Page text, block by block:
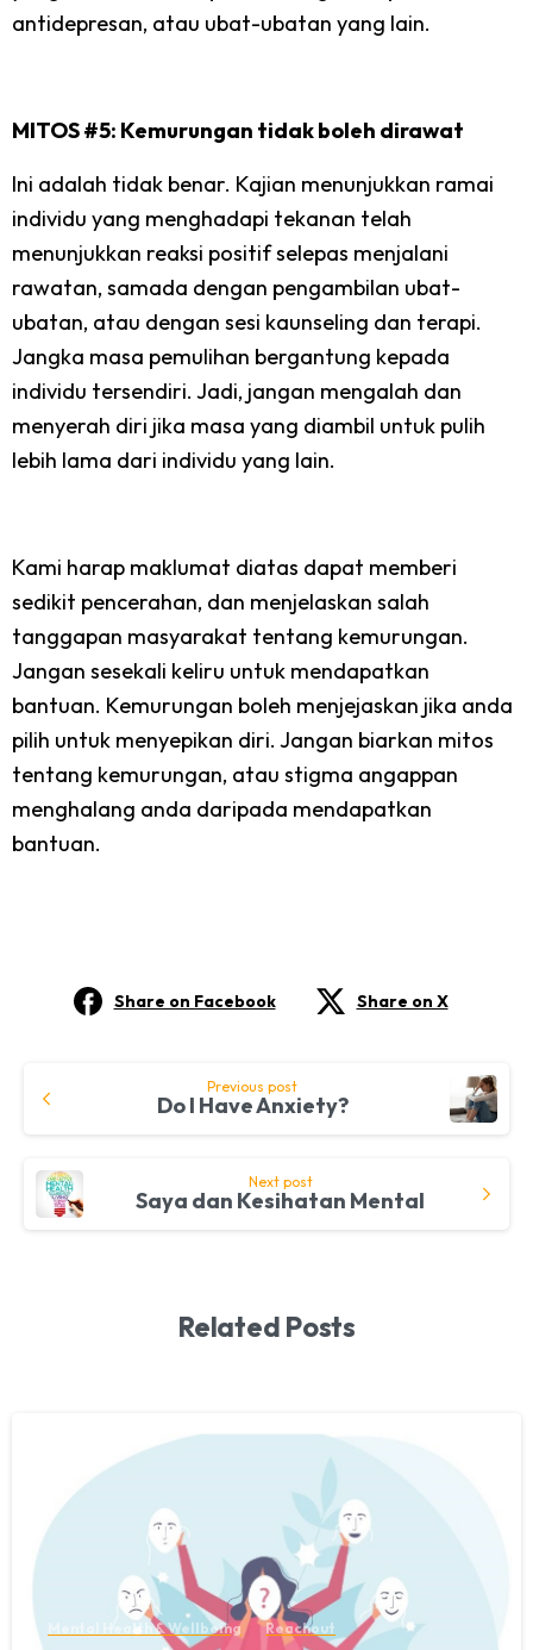
antidepresan, atau ubat-ubatan yang lain.
MITOS #5: Kemurungan tidak boleh dirawat
Ini adalah tidak benar. Kajian menunjukkan ramai
individu yang menghadapi tekanan telah
menunjukkan reaksi positif selepas menjalani
rawatan, samada dengan pengambilan ubat-
ubatan, atau dengan sesi kaunseling dan terapi.
Jangka masa pemulihan bergantung kepada
individu tersendiri. Jadi, jangan mengalah dan
menyerah diri jika masa yang diambil untuk pulih
lebih lama dari individu yang lain.
Kami harap maklumat diatas dapat memberi
sedikit pencerahan, dan menjelaskan salah
tanggapan masyarakat tentang kemurungan.
Jangan sesekali keliru untuk mendapatkan
bantuan. Kemurungan boleh menjejaskan jika anda
pilih untuk menyepikan diri. Jangan biarkan mitos
tentang kemurungan, atau stigma angappan
menghalang anda daripada mendapatkan
bantuan.
Share on Facebook Share on X
Continue
Reading
Previous post
Do I Have Anxiety?
Next post
Saya dan Kesihatan Mental
Related Posts
Mental Health & Wellbeing Reachout